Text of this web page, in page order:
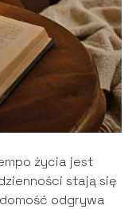
życia jest
stają się
odgrywa